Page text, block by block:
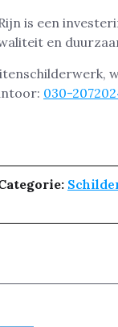
is een
en
030-